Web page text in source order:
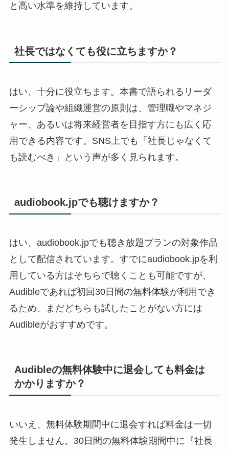
と高い水準を維持しています。
社長ではなくても役に立ちますか？
はい、十分に役立ちます。本書で語られるリーダ
ーシップ論や組織運営の原則は、管理職やマネジ
ャー、あるいは将来経営者を目指す方にも広く応
用できる内容です。SNS上でも「社長じゃなくて
も読むべき」という声が多く見られます。
audiobook.jpでも聴けますか？
はい、audiobook.jpでも聴き放題プランの対象作品
として配信されています。すでにaudiobook.jpを利
用している方はそちらで聴くことも可能ですが、
Audibleであれば初回30日間の無料体験が利用でき
るため、まだどちらも試したことがない方には
Audibleがおすすめです。
Audibleの無料体験中に退会しても料金は
かかりますか？
いいえ、無料体験期間中に退会すれば料金は一切
発生しません。30日間の無料体験期間中に『社長